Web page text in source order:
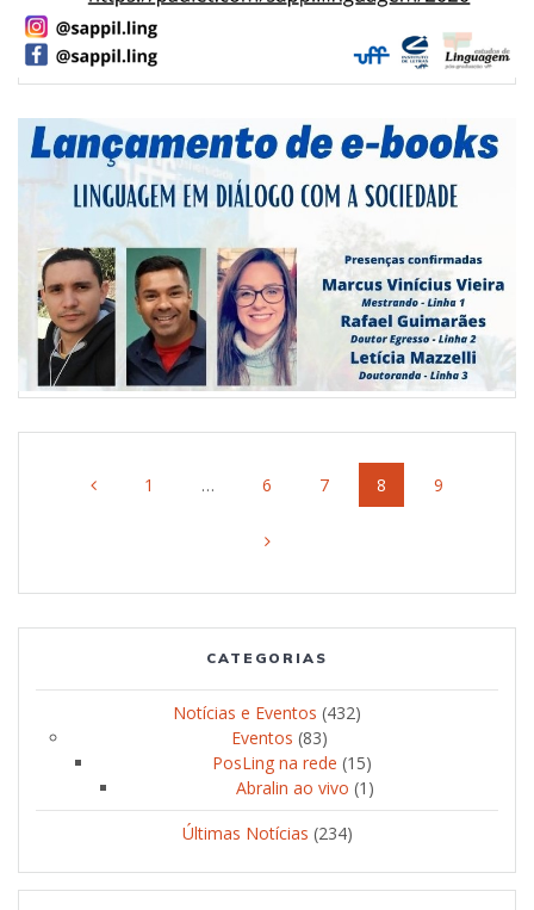
Página
1 … Página
6 Página
7 Página
8 Página
9
CATEGORIAS
Notícias e Eventos (432)
Eventos (83)
PosLing na rede (15)
Abralin ao vivo (1)
Últimas Notícias (234)